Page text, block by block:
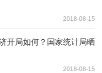
2018-08-15
开局如何？国家统计局晒
2018-08-15